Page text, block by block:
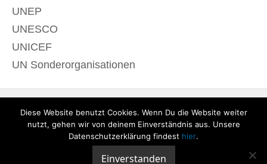
UNEP
UNESCO
UNICEF
UN Sonderorganisationen
Diese Website benutzt Cookies. Wenn Du die Website weiter
nutzt, gehen wir von deinem Einverständnis aus. Unsere
Datenschutzerklärung findest hier.
Einverstanden